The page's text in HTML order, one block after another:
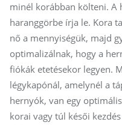
minél korábban költeni. A
haranggörbe írja le. Kora
nő a mennyiségük, majd
optimalizálnak, hogy a
fiókák etetésekor legyen.
légykapónál, amelynél a
hernyók, van egy
korai vagy túl késői